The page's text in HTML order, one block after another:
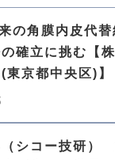
の角膜内皮代
確立に挑む【
東京都中央区)】
（シコー技研）